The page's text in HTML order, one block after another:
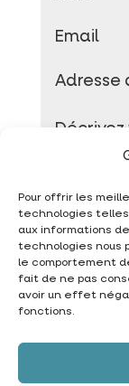
Pour offrir les
technologies
aux informations
technologies nous
le comportement
fait de ne pas
avoir un effet
fonctions.
© 2026